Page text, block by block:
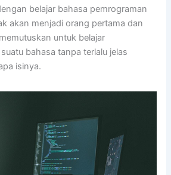
belajar bahasa pemrograman
akan menjadi orang pertama dan
untuk belajar
bahasa tanpa terlalu jelas
isinya.